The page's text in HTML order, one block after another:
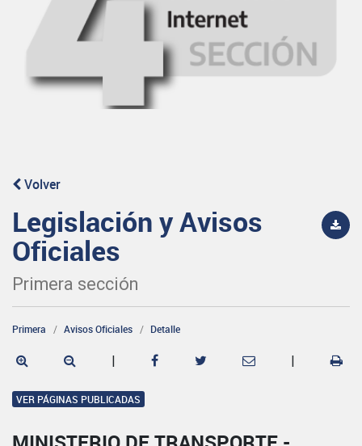
Volver
Legislación y Avisos
Oficiales
Primera sección
Primera Avisos Oficiales Detalle
| |
VER PÁGINAS PUBLICADAS